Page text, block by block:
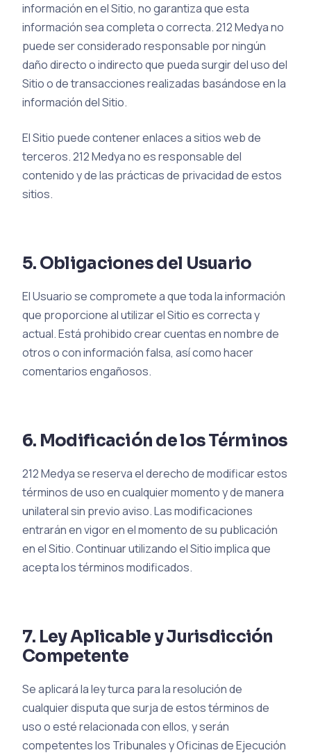
información en el Sitio, no garantiza que esta
información sea completa o correcta. 212 Medya no
puede ser considerado responsable por ningún
daño directo o indirecto que pueda surgir del uso del
Sitio o de transacciones realizadas basándose en la
información del Sitio.
El Sitio puede contener enlaces a sitios web de
terceros. 212 Medya no es responsable del
contenido y de las prácticas de privacidad de estos
sitios.
5. Obligaciones del Usuario
El Usuario se compromete a que toda la información
que proporcione al utilizar el Sitio es correcta y
actual. Está prohibido crear cuentas en nombre de
otros o con información falsa, así como hacer
comentarios engañosos.
6. Modificación de los Términos
212 Medya se reserva el derecho de modificar estos
términos de uso en cualquier momento y de manera
unilateral sin previo aviso. Las modificaciones
entrarán en vigor en el momento de su publicación
en el Sitio. Continuar utilizando el Sitio implica que
acepta los términos modificados.
7. Ley Aplicable y Jurisdicción
Competente
Se aplicará la ley turca para la resolución de
cualquier disputa que surja de estos términos de
uso o esté relacionada con ellos, y serán
competentes los Tribunales y Oficinas de Ejecución